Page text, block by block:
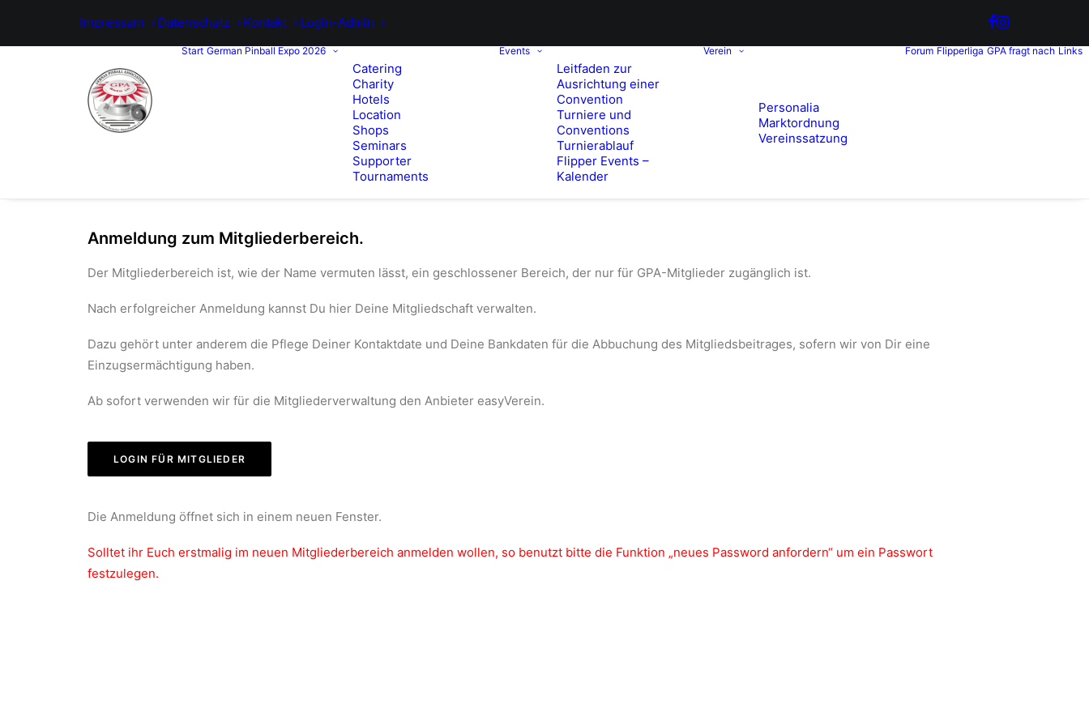
Impressum Datenschutz Kontakt Login-Admin
Start German Pinball Expo 2026
Catering
Charity
Hotels
Location
Shops
Seminars
Supporter
Tournaments
Events
Leitfaden zur
Ausrichtung einer
Convention
Turniere und
Conventions
Turnierablauf
Flipper Events –
Kalender
Verein
Personalia
Marktordnung
Vereinssatzung
Forum Flipperliga GPA fragt nach Links
Anmeldung zum Mitgliederbereich.
Der Mitgliederbereich ist, wie der Name vermuten lässt, ein geschlossener Bereich, der nur für GPA-Mitglieder zugänglich ist.
Nach erfolgreicher Anmeldung kannst Du hier Deine Mitgliedschaft verwalten.
Dazu gehört unter anderem die Pflege Deiner Kontaktdate und Deine Bankdaten für die Abbuchung des Mitgliedsbeitrages, sofern wir von Dir eine
Einzugsermächtigung haben.
Ab sofort verwenden wir für die Mitgliederverwaltung den Anbieter easyVerein.
LOGIN FÜR MITGLIEDER
Die Anmeldung öffnet sich in einem neuen Fenster.
Solltet ihr Euch erstmalig im neuen Mitgliederbereich anmelden wollen, so benutzt bitte die Funktion „neues Password anfordern“ um ein Passwort
festzulegen.